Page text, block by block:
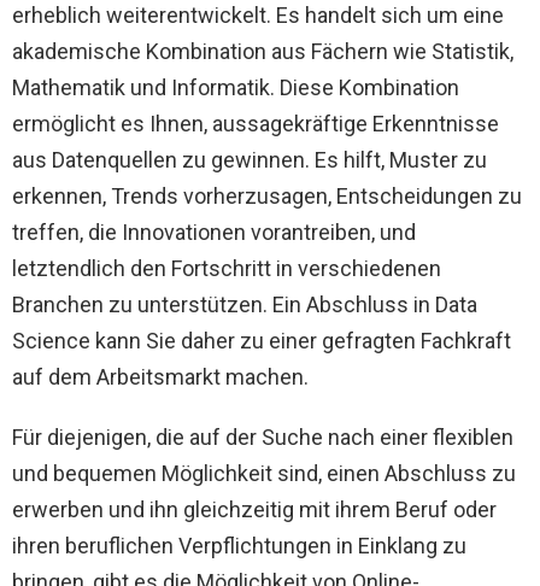
erheblich weiterentwickelt. Es handelt sich um eine
akademische Kombination aus Fächern wie Statistik,
Mathematik und Informatik. Diese Kombination
ermöglicht es Ihnen, aussagekräftige Erkenntnisse
aus Datenquellen zu gewinnen. Es hilft, Muster zu
erkennen, Trends vorherzusagen, Entscheidungen zu
treffen, die Innovationen vorantreiben, und
letztendlich den Fortschritt in verschiedenen
Branchen zu unterstützen. Ein Abschluss in Data
Science kann Sie daher zu einer gefragten Fachkraft
auf dem Arbeitsmarkt machen.
Für diejenigen, die auf der Suche nach einer flexiblen
und bequemen Möglichkeit sind, einen Abschluss zu
erwerben und ihn gleichzeitig mit ihrem Beruf oder
ihren beruflichen Verpflichtungen in Einklang zu